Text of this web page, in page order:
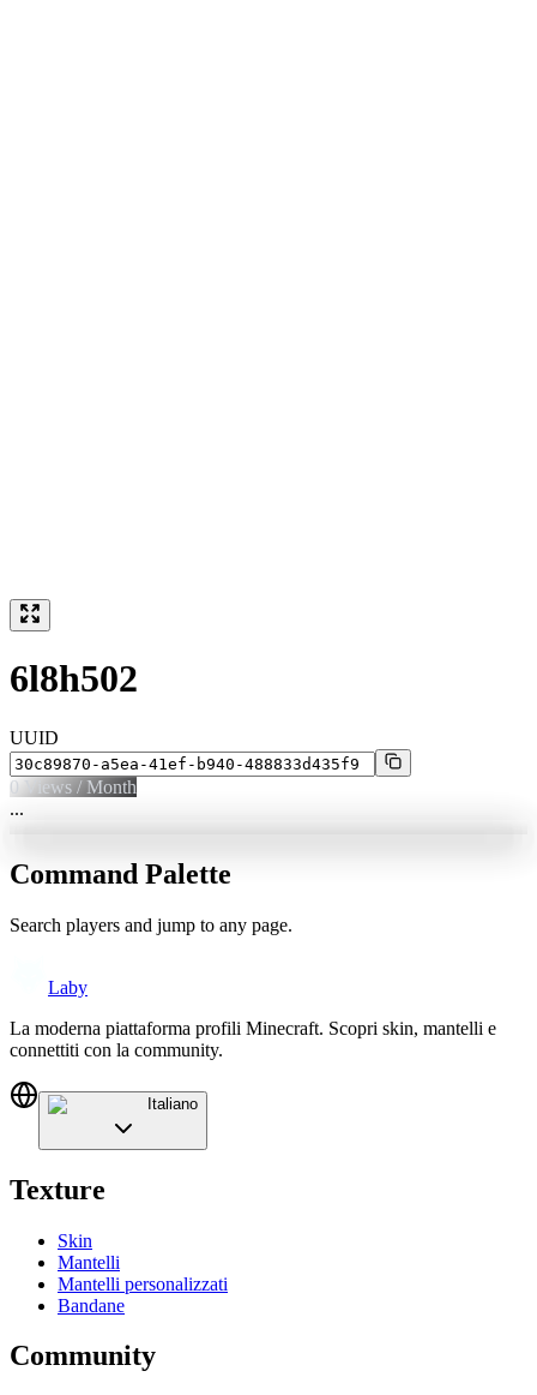
6l8h502
UUID
0 Views / Month
...
Command Palette
Search players and jump to any page.
Laby
La moderna piattaforma profili Minecraft. Scopri skin, mantelli e
connettiti con la community.
Italiano
Texture
Skin
Mantelli
Mantelli personalizzati
Bandane
Community